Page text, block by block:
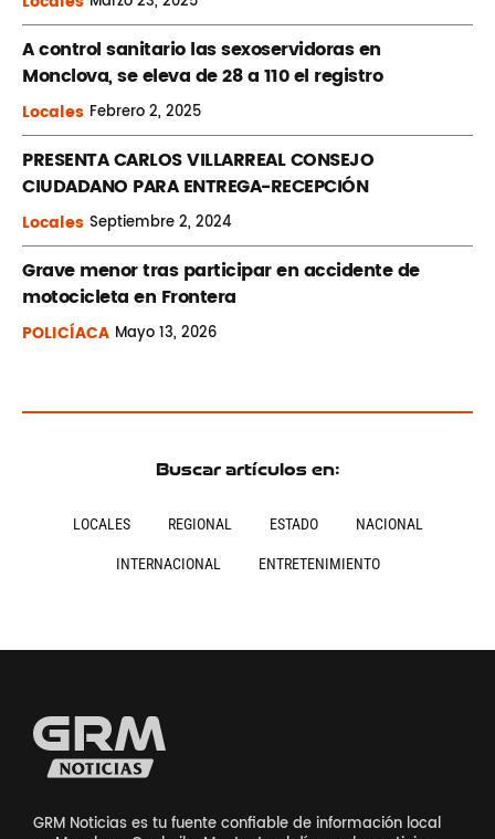
A control sanitario las sexoservidoras en
Monclova, se eleva de 28 a 110 el registro
Locales Febrero2, 2025
PRESENTA CARLOS VILLARREAL CONSEJO
CIUDADANO PARA ENTREGA-RECEPCIÓN
Locales Septiembre2, 2024
Grave menor tras participar en accidente de
motocicleta en Frontera
POLICÍACA Mayo13, 2026
Buscar artículos en:
LOCALES REGIONAL ESTADO NACIONAL
INTERNACIONAL ENTRETENIMIENTO
GRM Noticias es tu fuente confiable de información local